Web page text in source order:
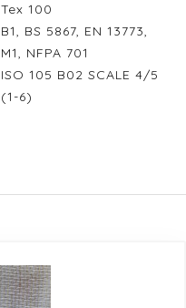
Tex 100
B1, BS 5867, EN 13773,
M1, NFPA 701
ISO 105 B02 SCALE 4/5
(1-6)